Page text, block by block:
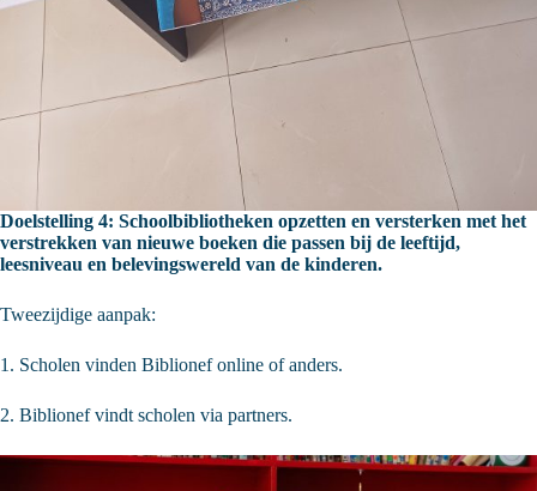
Doelstelling 4: Schoolbibliotheken opzetten en versterken met het
verstrekken van nieuwe boeken die passen bij de leeftijd,
leesniveau en belevingswereld van de kinderen.
Tweezijdige aanpak:
1. Scholen vinden Biblionef online of anders.
2. Biblionef vindt scholen via partners.